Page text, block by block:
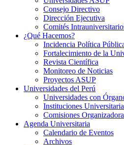
Consejo Directivo
Dirección Ejecutiva
Comités
¿Qué Hacemos?
Incidencia Política
Fortalecimiento de la
Revista Científica
Monitoreo de Noticias
Proyectos ASUP
Universidades del Perú
Universidades con
Instituciones
Comisiones
Agenda Universitaria
Calendario de Eventos
Archivos